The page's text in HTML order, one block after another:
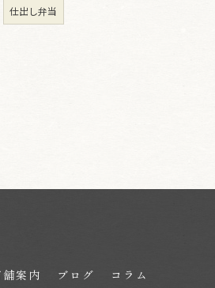
仕出し弁当
舗案内 ブログ コラム